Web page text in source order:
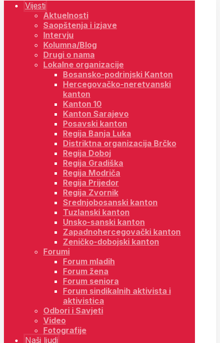
Vijesti
Aktuelnosti
Saopštenja i izjave
Intervju
Kolumna/Blog
Drugi o nama
Lokalne organizacije
Bosansko-podrinjski Kanton
Hercegovačko-neretvanski
kanton
Kanton 10
Kanton Sarajevo
Posavski kanton
Regija Banja Luka
Distriktna organizacija Brčko
Regija Doboj
Regija Gradiška
Regija Modriča
Regija Prijedor
Regija Zvornik
Srednjobosanski kanton
Tuzlanski kanton
Unsko-sanski kanton
Zapadnohercegovački kanton
Zeničko-dobojski kanton
Forumi
Forum mladih
Forum žena
Forum seniora
Forum sindikalnih aktivista i
aktivistica
Odbori i Savjeti
Video
Fotografije
Naši ljudi